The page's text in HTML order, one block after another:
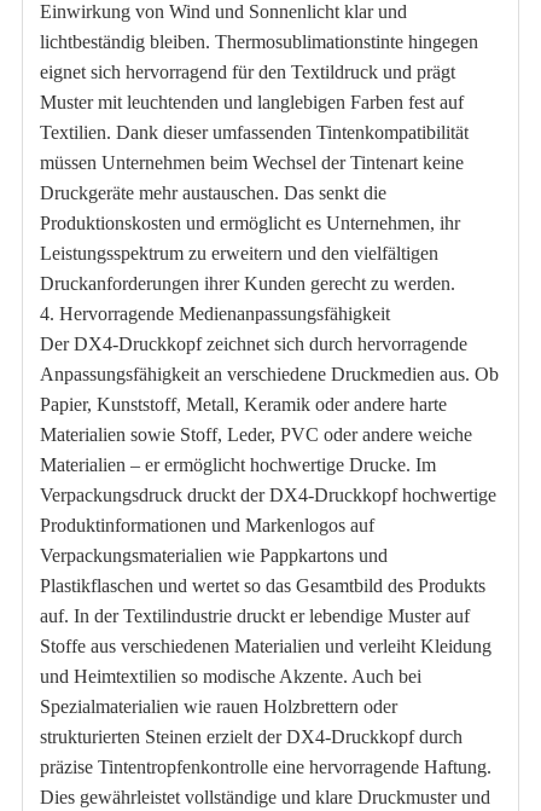
Einwirkung von Wind und Sonnenlicht klar und
lichtbeständig bleiben. Thermosublimationstinte hingegen
eignet sich hervorragend für den Textildruck und prägt
Muster mit leuchtenden und langlebigen Farben fest auf
Textilien. Dank dieser umfassenden Tintenkompatibilität
müssen Unternehmen beim Wechsel der Tintenart keine
Druckgeräte mehr austauschen. Das senkt die
Produktionskosten und ermöglicht es Unternehmen, ihr
Leistungsspektrum zu erweitern und den vielfältigen
Druckanforderungen ihrer Kunden gerecht zu werden.
4. Hervorragende Medienanpassungsfähigkeit
Der DX4-Druckkopf zeichnet sich durch hervorragende
Anpassungsfähigkeit an verschiedene Druckmedien aus. Ob
Papier, Kunststoff, Metall, Keramik oder andere harte
Materialien sowie Stoff, Leder, PVC oder andere weiche
Materialien – er ermöglicht hochwertige Drucke. Im
Verpackungsdruck druckt der DX4-Druckkopf hochwertige
Produktinformationen und Markenlogos auf
Verpackungsmaterialien wie Pappkartons und
Plastikflaschen und wertet so das Gesamtbild des Produkts
auf. In der Textilindustrie druckt er lebendige Muster auf
Stoffe aus verschiedenen Materialien und verleiht Kleidung
und Heimtextilien so modische Akzente. Auch bei
Spezialmaterialien wie rauen Holzbrettern oder
strukturierten Steinen erzielt der DX4-Druckkopf durch
präzise Tintentropfenkontrolle eine hervorragende Haftung.
Dies gewährleistet vollständige und klare Druckmuster und